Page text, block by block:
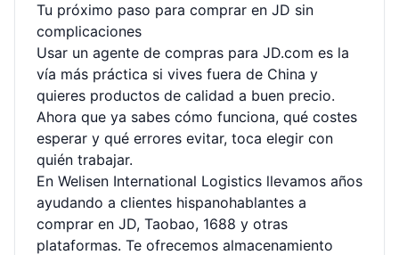
Tu próximo paso para comprar en JD sin
complicaciones
Usar un agente de compras para JD.com es la
vía más práctica si vives fuera de China y
quieres productos de calidad a buen precio.
Ahora que ya sabes cómo funciona, qué costes
esperar y qué errores evitar, toca elegir con
quién trabajar.
En Welisen International Logistics llevamos años
ayudando a clientes hispanohablantes a
comprar en JD, Taobao, 1688 y otras
plataformas. Te ofrecemos almacenamiento